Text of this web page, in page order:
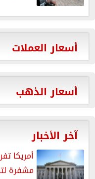
أسعار العملات
أسعار الذهب
آخر الأخبار
أمريكا
مشفرة